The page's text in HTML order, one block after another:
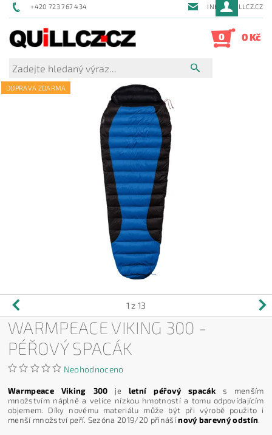
+420 723 767 434 INFO@QUILLCZ.CZ
0 0 Kč
DOPRAVA ZDARMA
1 z 13
WARMPEACE VIKING 300 -
PÉŘOVÝ SPACÁK
Neohodnoceno
Warmpeace Viking 300 je letní péřový spacáks menším
množstvím náplně a velice nízkou hmotností a tomu odpovídajícím
objemem. Díky novému materiálu může být při výrobě použito i
menší množství peří. Sezóna 2019/20 přinášínový barevný odstín.